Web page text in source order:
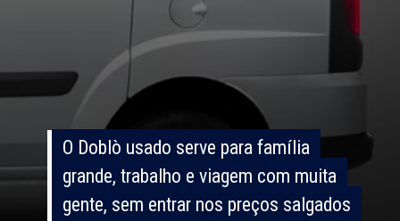
O Doblò usado serve para família
grande, trabalho e viagem com muita
gente, sem entrar nos preços salgados
O Doblò usado serve para família
grande, trabalho e viagem com muita
gente, sem entrar nos preços salgados